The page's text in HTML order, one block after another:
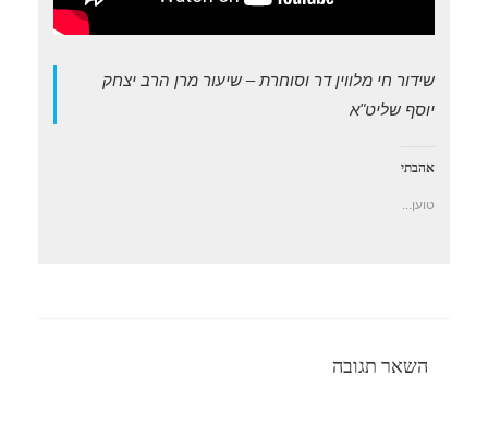
שידור חי מלווין דר וסוחרת – שיעור מרן הרב יצחק
יוסף שליט"א
אהבתי
טוען...
השאר תגובה